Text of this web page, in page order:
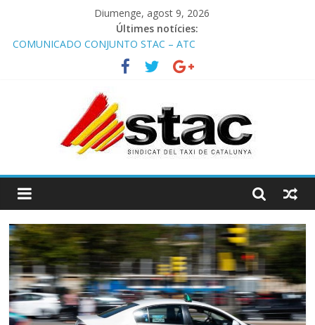
Diumenge, agost 9, 2026
Últimes notícies:
COMUNICADO CONJUNTO STAC – ATC
Comunicado STAC/ ATC de la reunión con los Mossos d
‘Esquadra del aeropuerto de Barcelona.
Programa de Radio TAXI LIBRE 29.07.2026 en COOLTURA FM.
STAC/ATC SOLICITAN TAULA TÈCNICA PARA MEJORAR LA
OPERATIVA DE ENTRADA EN EL PUERTO DE BARCELONA.
Programa de Radio TAXI LIBRE 22.07.2026 en COOLTURA FM.